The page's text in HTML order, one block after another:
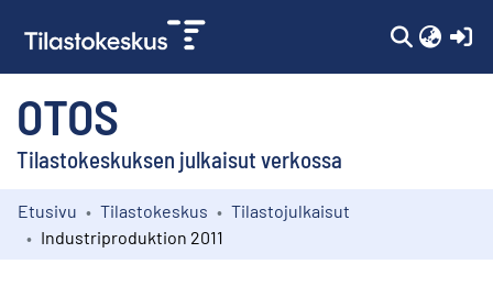
OTOS
Tilastokeskuksen julkaisut verkossa
Kokoelmat
Etusivu Tilastokeskus
Tilastojulkaisut
Industriproduktion 2011